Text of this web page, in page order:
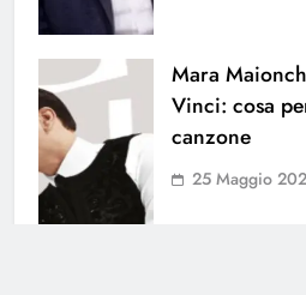
Mara
Vinci: cosa
canzone
25 Maggio